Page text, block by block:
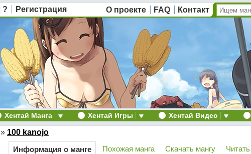
? Регистрация О проекте FAQ Контакт
Хентай Манга Хентай Игры Хентай Видео
» 100 kanojo
Информация о манге Похожая манга Скачать мангу